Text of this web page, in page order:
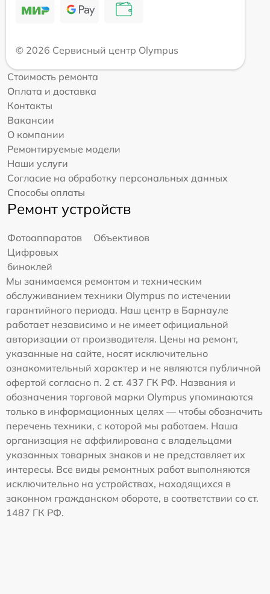
© 2026 Сервисный центр Olympus
Стоимость ремонта
Оплата и доставка
Контакты
Вакансии
О компании
Ремонтируемые модели
Наши услуги
Согласие на обработку персональных данных
Способы оплаты
Ремонт устройств
Фотоаппаратов
Объективов
Цифровых
биноклей
Мы занимаемся ремонтом и техническим
обслуживанием техники Olympus по истечении
гарантийного периода. Наш центр в Барнауле
работает независимо и не имеет официальной
авторизации от производителя. Цены на ремонт,
указанные на сайте, носят исключительно
ознакомительный характер и не являются публичной
офертой согласно п. 2 ст. 437 ГК РФ. Названия и
обозначения торговой марки Olympus упоминаются
только в информационных целях — чтобы обозначить
перечень техники, с которой мы работаем. Наша
организация не аффилирована с владельцами
указанных товарных знаков и не представляет их
интересы. Все виды ремонтных работ выполняются
исключительно на устройствах, находящихся в
законном гражданском обороте, в соответствии со ст.
1487 ГК РФ.